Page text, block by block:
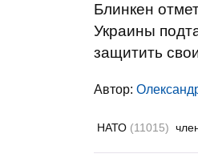
Блинкен
Украины
защитить
Автор:
НАТО (11015)